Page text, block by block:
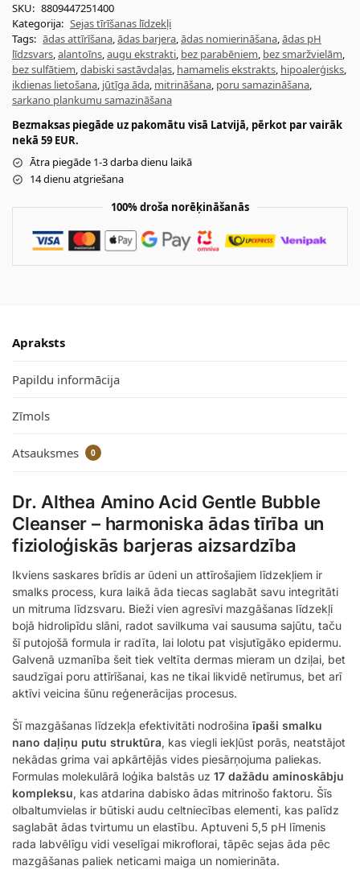
SKU: 8809447251400
Kategorija: Sejas tīrīšanas līdzekļi
Tags: ādas attīrīšana,ādas barjera,ādas nomierināšana,ādas pH
līdzsvars,alantoīns,augu ekstrakti, bez parabēniem, bez smaržvielām,
bez sulfātiem,dabiski sastāvdaļas, hamamelis ekstrakts, hipoalerģisks,
ikdienas lietošana, jūtīga āda, mitrināšana, poru samazināšana,
sarkano plankumu samazināšana
Bezmaksas piegāde uz pakomātu visā Latvijā, pērkot par vairāk
nekā 59 EUR.
Ātra piegāde 1-3 darba dienu laikā
14 dienu atgriešana
100% droša norēķināšanās
Apraksts
Papildu informācija
Zīmols
Atsauksmes 0
Dr. Althea Amino Acid Gentle Bubble
Cleanser – harmoniska ādas tīrība un
fizioloģiskās barjeras aizsardzība
Ikviens saskares brīdis ar ūdeni un attīrošajiem līdzekļiem ir
smalks process, kura laikā āda tiecas saglabāt savu integritāti
un mitruma līdzsvaru. Bieži vien agresīvi mazgāšanas līdzekļi
bojā hidrolipīdu slāni, radot savilkuma vai sausuma sajūtu, taču
šī putojošā formula ir radīta, lai lolotu pat visjutīgāko epidermu.
Galvenā uzmanība šeit tiek veltīta dermas mieram un dziļai, bet
saudzīgai poru attīrīšanai, kas ne tikai likvidē netīrumus, bet arī
aktīvi veicina šūnu reģenerācijas procesus.
Šī mazgāšanas līdzekļa efektivitāti nodrošina īpaši smalku
nano daļiņu putu struktūra, kas viegli iekļūst porās, neatstājot
nekādas grima vai apkārtējās vides piesārņojuma paliekas.
Formulas molekulārā loģika balstās uz 17 dažādu aminoskābju
kompleksu, kas atdarina dabisko ādas mitrinošo faktoru. Šīs
olbaltumvielas ir būtiski audu celtniecības elementi, kas palīdz
saglabāt ādas tvirtumu un elastību. Aptuveni 5,5 pH līmenis
rada labvēlīgu vidi veselīgai mikroflorai, tāpēc sejas āda pēc
mazgāšanas paliek neticami maiga un nomierināta.